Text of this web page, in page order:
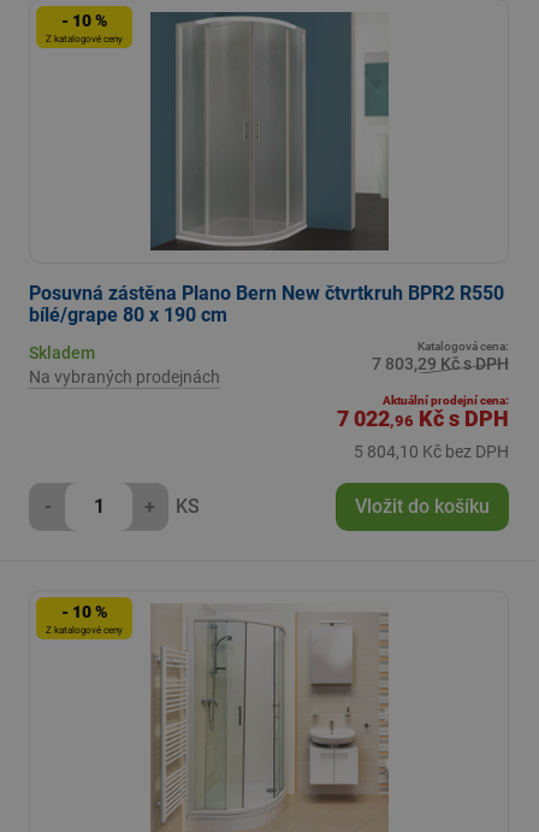
- 10 %
Z katalogové ceny
Posuvná zástěna Plano Bern New čtvrtkruh BPR2 R550
bílé/grape 80 x 190 cm
Skladem
Na vybraných prodejnách
Katalogová cena:
7 803,29 Kč s DPH
Aktuální prodejní cena:
7 022,96 Kčs DPH
5 804,10 Kč bez DPH
- + KS Vložit do košíku
- 10 %
Z katalogové ceny